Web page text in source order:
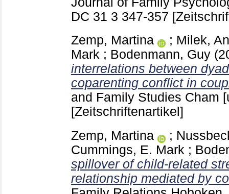
DC 31 3 347-357
Zemp, Martina
; Milek,
Mark ; Bodenmann, Guy
interrelations between
coparenting conflict in
and Family Studies Cham
[Zeitschriftenartikel]
Zemp, Martina
;
Cummings, E. Mark ;
spillover of child-related
relationship mediated by